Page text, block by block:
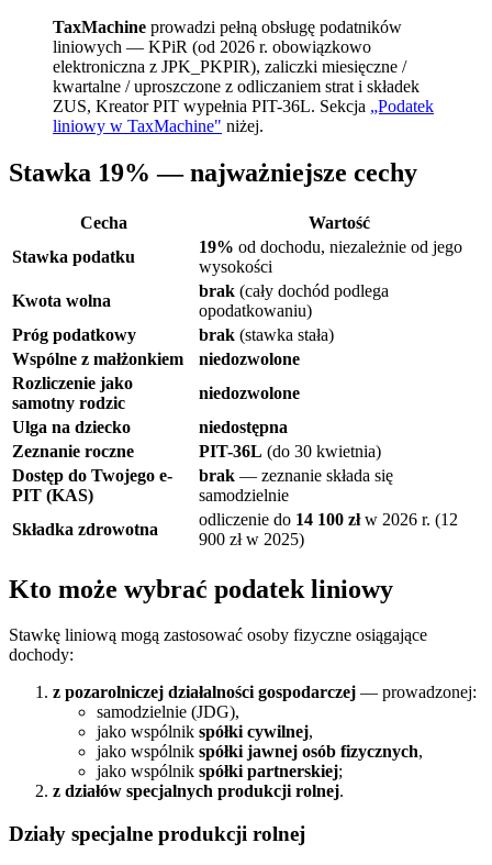
TaxMachine prowadzi pełną obsługę podatników
liniowych — KPiR (od 2026 r. obowiązkowo
elektroniczna z JPK_PKPIR), zaliczki miesięczne /
kwartalne / uproszczone z odliczaniem strat i składek
ZUS, Kreator PIT wypełnia PIT-36L. Sekcja „Podatek
liniowy w TaxMachine" niżej.
Stawka 19% — najważniejsze cechy
Cecha
Wartość
Stawka podatku
19% od dochodu, niezależnie od jego
wysokości
Kwota wolna
brak (cały dochód podlega
opodatkowaniu)
Próg podatkowy
brak (stawka stała)
Wspólne z małżonkiem
niedozwolone
Rozliczenie jako
samotny rodzic
niedozwolone
Ulga na dziecko
niedostępna
Zeznanie roczne
PIT-36L (do 30 kwietnia)
Dostęp do Twojego e-
PIT (KAS)
brak — zeznanie składa się
samodzielnie
Składka zdrowotna
odliczenie do 14 100 złw 2026 r. (12
900 zł w 2025)
Kto może wybrać podatek liniowy
Stawkę liniową mogą zastosować osoby fizyczne osiągające
dochody:
z pozarolniczej działalności gospodarczej — prowadzonej:
samodzielnie (JDG),
jako wspólnik spółki cywilnej,
jako wspólnik spółki jawnej osób fizycznych,
jako wspólnik spółki partnerskiej;
z działów specjalnych produkcji rolnej.
Działy specjalne produkcji rolnej